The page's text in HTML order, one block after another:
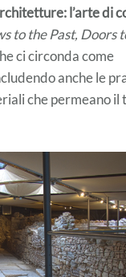
l’arte di
to the Past, Doors
ci circonda come
anche le
che permeano il